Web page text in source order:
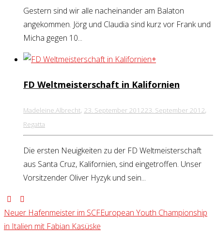
Gestern sind wir alle nacheinander am Balaton
angekommen. Jörg und Claudia sind kurz vor Frank und
Micha gegen 10...
+
FD Weltmeisterschaft in Kalifornien
Madeleine.Albrecht, 23. September 201223. September 2012,
Regatta
Die ersten Neuigkeiten zu der FD Weltmeisterschaft
aus Santa Cruz, Kalifornien, sind eingetroffen. Unser
Vorsitzender Oliver Hyzyk und sein...
Neuer Hafenmeister im SCFEuropean Youth Championship
in Italien mit Fabian Kasüske